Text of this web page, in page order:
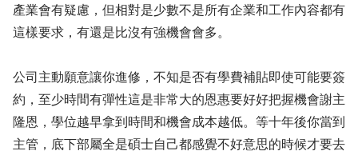
產業會有疑慮，但相對是少數不是所有企業和工作內容都有
這樣要求，有還是比沒有強機會會多。
公司主動願意讓你進修，不知是否有學費補貼即使可能要簽
約，至少時間有彈性這是非常大的恩惠要好好把握機會謝主
隆恩，學位越早拿到時間和機會成本越低。等十年後你當到
主管，底下部屬全是碩士自己都感覺不好意思的時候才要去